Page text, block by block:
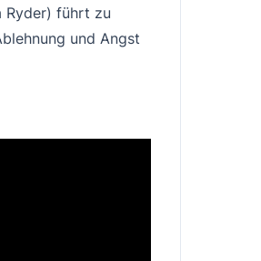
Ryder) führt zu
und Angst